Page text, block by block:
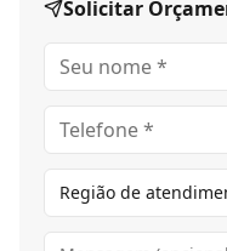
Tecnologia e
O Piso Pronto de
macho e fêmea nas
proporcionando
acabamento
Seu acabamento
camadas de
Solicitar
Região de